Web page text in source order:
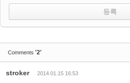
Comments '2'
stroker 2014.01.15 16:53